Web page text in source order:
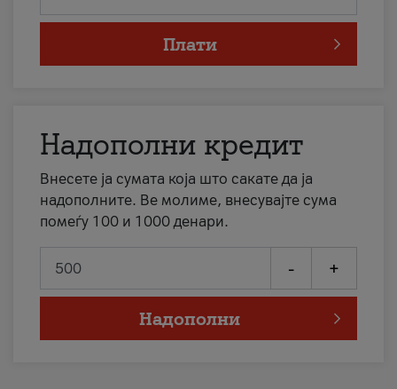
Плати
Надополни кредит
Внесете ја сумата која што сакате да ја
надополните. Ве молиме, внесувајте сума
помеѓу 100 и 1000 денари.
- +
Надополни